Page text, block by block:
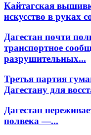
Кайтагская
искусство в руках
Дагестан почти
транспортное
разрушительных...
Третья партия
Дагестану для
Дагестан
полвека —...